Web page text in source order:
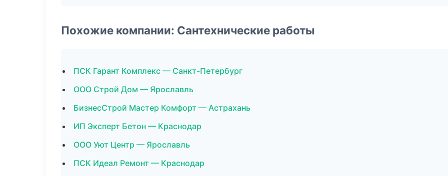
Похожие компании: Сантехнические работы
ПСК Гарант Комплекс — Санкт-Петербург
ООО Строй Дом — Ярославль
БизнесСтрой Мастер Комфорт — Астрахань
ИП Эксперт Бетон — Краснодар
ООО Уют Центр — Ярославль
ПСК Идеал Ремонт — Краснодар